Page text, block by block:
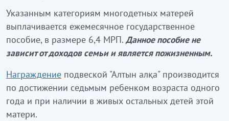
Указанным категориям многодетных матерей
выплачивается ежемесячное государственное
пособие, в размере 6,4 МРП. Данное пособие не
зависит от доходов семьи и является пожизненным.
Награждение подвеской "Алтын алқа" производится
по достижении седьмым ребенком возраста одного
года и при наличии в живых остальных детей этой
матери.